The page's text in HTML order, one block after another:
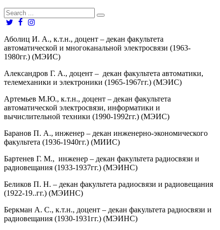
Аболиц И. А., к.т.н., доцент – декан факультета
автоматической и многоканаль­ной электросвязи (1963-
1980гг.) (МЭИС)
Александров Г. А., доцент – декан факультета автоматики,
телемеханики и электроники (1965-1967гг.) (МЭИС)
Артемьев М.Ю., к.т.н., доцент – декан факультета
автоматической электросвязи, информатики и
вычислительной техники (1990-1992гг.) (МЭИС)
Баранов П. А., инженер – декан инженерно-экономического
факультета (1936-1940гг.) (МИИС)
Барте­нев Г. М., инженер – декан факультета радиосвязи и
радиовещания (1933-1937гг.) (МЭИНС)
Бе­ликов П. Н. – декан факультета радиосвязи и радиовещания
(1922-19..гг.) (МЭИНС)
Беркман А. С., к.т.н., доцент – декан факультета радиосвязи и
радиовещания (1930-1931гг.) (МЭИНС)